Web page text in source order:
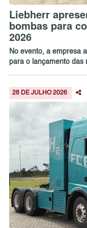
Liebherr
bombas para
2026
No evento, a empresa
para o lançamento das
28 DE JULHO 2026